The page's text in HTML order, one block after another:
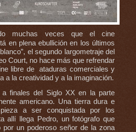
muchas veces que el cine
en plena ebullición en los últimos
el segundo largometraje del
Court, no hace más que refrendar
libre de ataduras comerciales y
a la creatividad y a la imaginación.
a finales del Siglo XX en la parte
americano. Una tierra dura e
a ser conquistada por los
allí llega Pedro, un fotógrafo que
por un poderoso señor de la zona